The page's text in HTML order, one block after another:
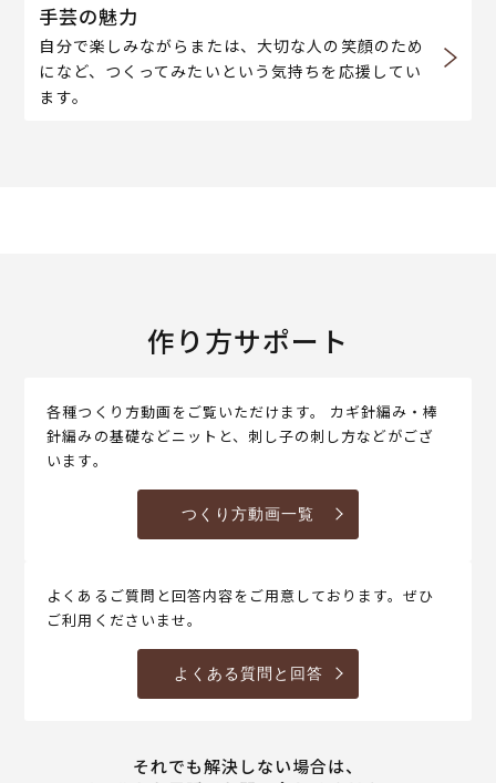
手芸の魅力
自分で楽しみながらまたは、大切な人の笑顔のため
になど、つくってみたいという気持ちを応援してい
ます。
作り方サポート
各種つくり方動画をご覧いただけます。 カギ針編み・棒
針編みの基礎などニットと、刺し子の刺し方などがござ
います。
つくり方動画一覧
よくあるご質問と回答内容をご用意しております。ぜひ
ご利用くださいませ。
よくある質問と回答
それでも解決しない場合は、